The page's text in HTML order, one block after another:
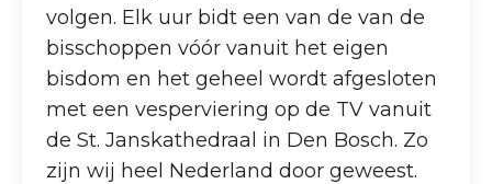
volgen. Elk uur bidt een van de van de
bisschoppen vóór vanuit het eigen
bisdom en het geheel wordt afgesloten
met een vesperviering op de TV vanuit
de St. Janskathedraal in Den Bosch. Zo
zijn wij heel Nederland door geweest.